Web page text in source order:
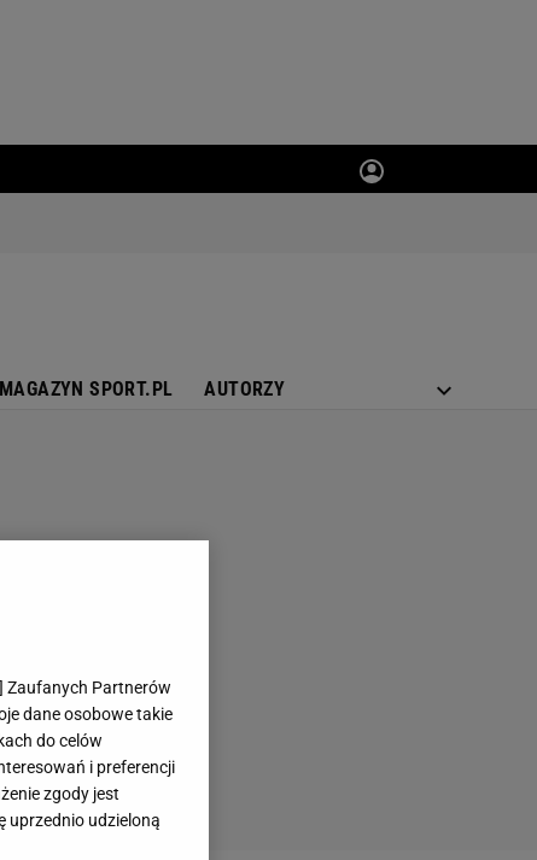
MAGAZYN SPORT.PL AUTORZY
] Zaufanych Partnerów
dane osobowe takie
do celów
i preferencji
zgody jest
uprzednio udzieloną